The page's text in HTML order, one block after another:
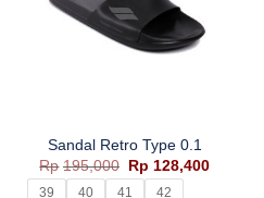
Sandal Retro Type 0.1
Rp 195,000
Harga
aslinya
adalah:
Rp 128,400Harga
39 40 41
42